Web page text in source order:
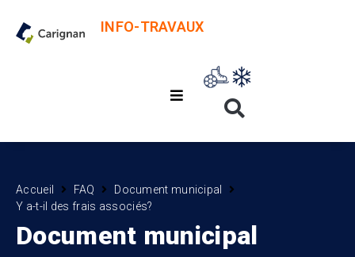
INFO-TRAVAUX
Accueil FAQ
Document municipal
Y a-t-il des frais associés?
Document municipal